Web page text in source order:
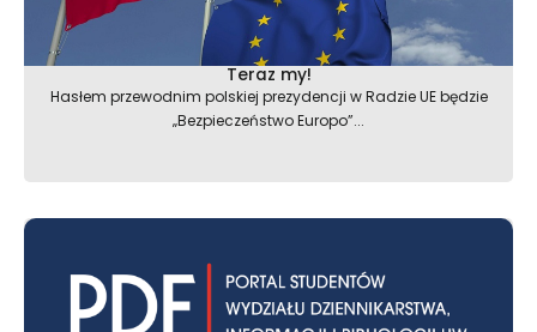
Teraz my!
Hasłem przewodnim polskiej prezydencji w Radzie UE będzie
„Bezpieczeństwo Europo”...